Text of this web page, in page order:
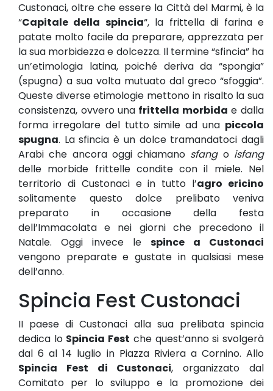
Custonaci, oltre che essere la Città del Marmi, è la
“Capitale della spincia“, la frittella di farina e
patate molto facile da preparare, apprezzata per
la sua morbidezza e dolcezza. Il termine “sfincia” ha
un’etimologia latina, poiché deriva da “spongia”
(spugna) a sua volta mutuato dal greco “sfoggia”.
Queste diverse etimologie mettono in risalto la sua
consistenza, ovvero una frittella morbida e dalla
forma irregolare del tutto simile ad una piccola
spugna. La sfincia è un dolce tramandatoci dagli
Arabi che ancora oggi chiamano sfango isfang
delle morbide frittelle condite con il miele. Nel
territorio di Custonaci e in tutto l’agro ericino
solitamente questo dolce prelibato veniva
preparato in occasione della festa
dell’Immacolata e nei giorni che precedono il
Natale. Oggi invece le spince a Custonaci
vengono preparate e gustate in qualsiasi mese
dell’anno.
Spincia Fest Custonaci
II paese di Custonaci alla sua prelibata spincia
dedica lo Spincia Fest che quest’anno si svolgerà
dal 6 al 14 luglio in Piazza Riviera a Cornino. Allo
Spincia Fest di Custonaci, organizzato dal
Comitato per lo sviluppo e la promozione dei